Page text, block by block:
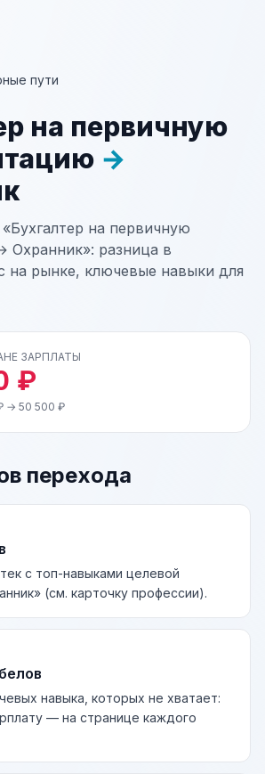
пути
на первичную
→
на первичную
разница в
на рынке, ключевые навыки для
ЗАРПЛАТЫ
₽
→ 50 500 ₽
перехода
с топ-навыками целевой
(см. карточку профессии).
навыка, которых не хватает:
— на странице каждого